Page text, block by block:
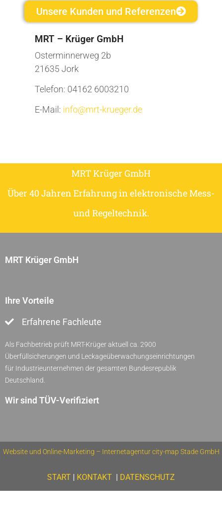
Unsere Kunden und Referenzen
MRT – Krüger GmbH
Osterminnerweg 2b
21635 Jork
Telefon: 04162 6003210
E-Mail: info@mrt-krueger.de
MRT Krüger GmbH
Über 40 Jahren Erfahrung in elektronische Mess-
und Regeltechnik.
MRT Krüger GmbH
Ihre Vorteile
Erfahrene Fachleute
Als Fachbetrieb prüft MRT-Krüger aktuell ca. 2900
Überfüllsicherungen und Leckageüberwachungseinrichtungen
für Industrieunternehmen der gesamten Bundesrepublik
Deutschland.
Wir sind TÜV-Verifiziert
Website und Online-Marketing – Internetagentur city-map Stade GmbH
START | KONTAKT | DATENSCHUTZ